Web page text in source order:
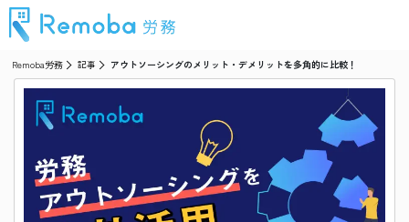
Remoba労務 記事 アウトソーシングのメリット・デメリットを多角的に比較！